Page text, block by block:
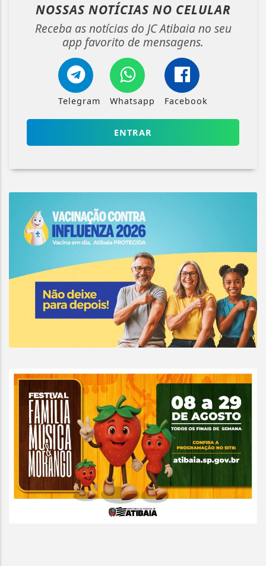
NOSSAS NOTÍCIAS NO CELULAR
Receba as notícias do JC Atibaia no seu
app favorito de mensagens.
Telegram Whatsapp Facebook
ENTRAR